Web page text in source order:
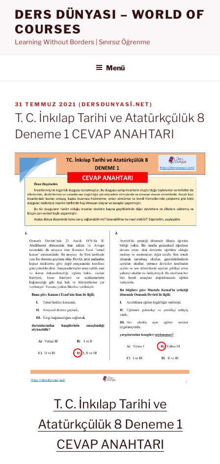
DERS DÜNYASI – WORLD OF
COURSES
Learning Without Borders | Sınırsız Öğrenme
Menü
YAYIM
TARIHI
31 TEMMUZ 2021 (DERSDUNYASI.NET)
T. C. İnkılap Tarihi ve Atatürkçülük 8
Deneme 1 CEVAP ANAHTARI
T. C. İnkılap Tarihi ve
Atatürkçülük 8 Deneme 1
CEVAP ANAHTARI